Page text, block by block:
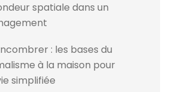
spatiale dans un
: les bases du
à la maison pour
simplifiée